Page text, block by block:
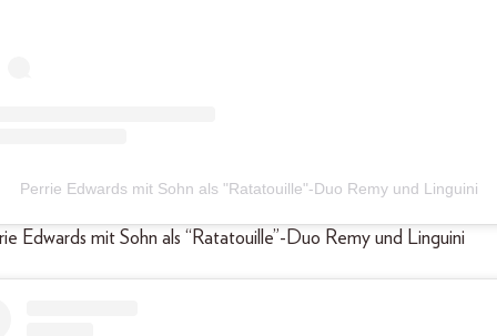
Perrie Edwards mit Sohn als "Ratatouille"-Duo Remy und Linguini
Edwards mit Sohn als “Ratatouille”-Duo Remy und Linguini